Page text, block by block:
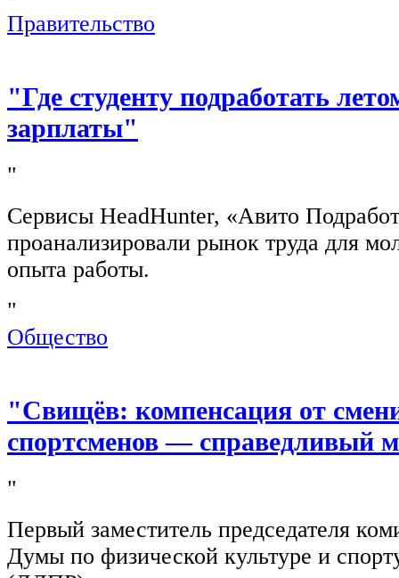
Правительство
"Где студенту подработать
зарплаты"
"
Сервисы HeadHunter, «Авито
проанализировали рынок труда для
опыта работы.
"
Общество
"Свищёв: компенсация от
спортсменов — справедливый
"
Первый заместитель председателя
Думы по физической культуре и